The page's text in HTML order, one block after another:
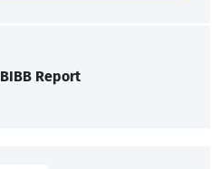
BIBB Report